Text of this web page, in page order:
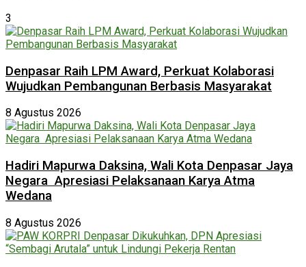
3
Denpasar Raih LPM Award, Perkuat Kolaborasi
Wujudkan Pembangunan Berbasis Masyarakat
8 Agustus 2026
Hadiri Mapurwa Daksina, Wali Kota Denpasar Jaya
Negara Apresiasi Pelaksanaan Karya Atma
Wedana
8 Agustus 2026